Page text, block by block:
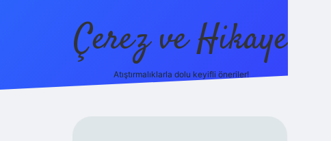
Çerez ve Hikaye
Atıştırmalıklarla dolu keyifli öneriler!